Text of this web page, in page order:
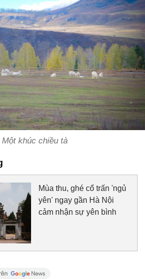
Một khúc chiều tà
Mùa thu, ghé cổ trấn 'ngủ
yên' ngay gần Hà Nội
cảm nhận sự yên bình